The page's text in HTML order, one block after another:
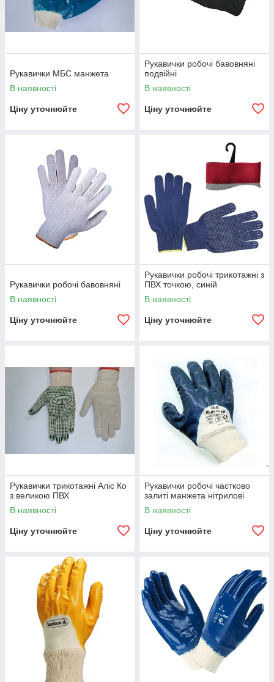
Рукавички МБС манжета
В наявності
Ціну уточнюйте
Рукавички робочі бавовняні
подвійні
В наявності
Ціну уточнюйте
Рукавички робочі бавовняні
В наявності
Ціну уточнюйте
Рукавички робочі трикотажні з
ПВХ точкою, синій
В наявності
Ціну уточнюйте
Рукавички трикотажні Аліс Ко
з великою ПВХ
В наявності
Ціну уточнюйте
Рукавички робочі частково
залиті манжета нітрилові
В наявності
Ціну уточнюйте